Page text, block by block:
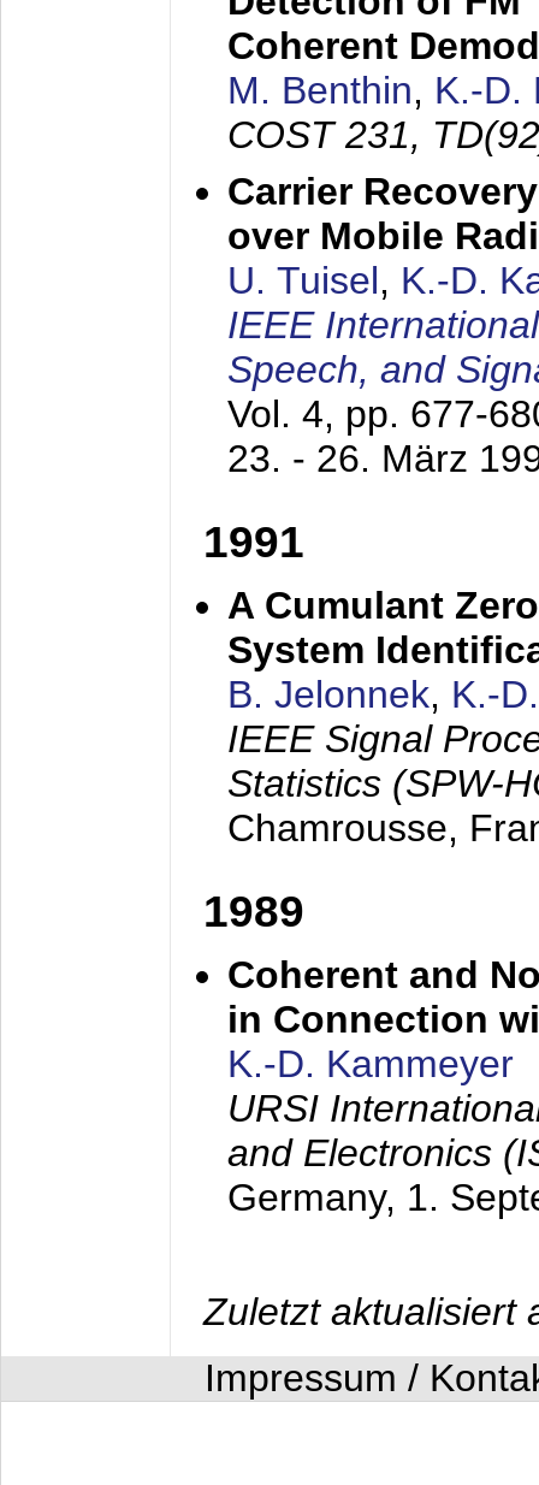
Coherent
M. Benthin, K.-D.
COST 231,
Carrier
over Mobile
U. Tuisel, K.-D.
IEEE
Speech, and
Vol. 4, pp. 677-
23. - 26. März
1991
A Cumulant
System
B. Jelonnek, K.-
IEEE Signal
Statistics (SPW-
Chamrousse,
1989
Coherent and
in Connection
K.-D. Kammeyer
URSI
and Electronics
Germany, 1.
Zuletzt aktualisiert
Impressum /